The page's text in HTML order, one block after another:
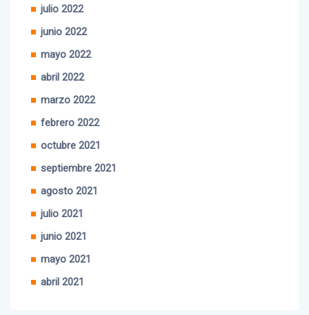
julio 2022
junio 2022
mayo 2022
abril 2022
marzo 2022
febrero 2022
octubre 2021
septiembre 2021
agosto 2021
julio 2021
junio 2021
mayo 2021
abril 2021